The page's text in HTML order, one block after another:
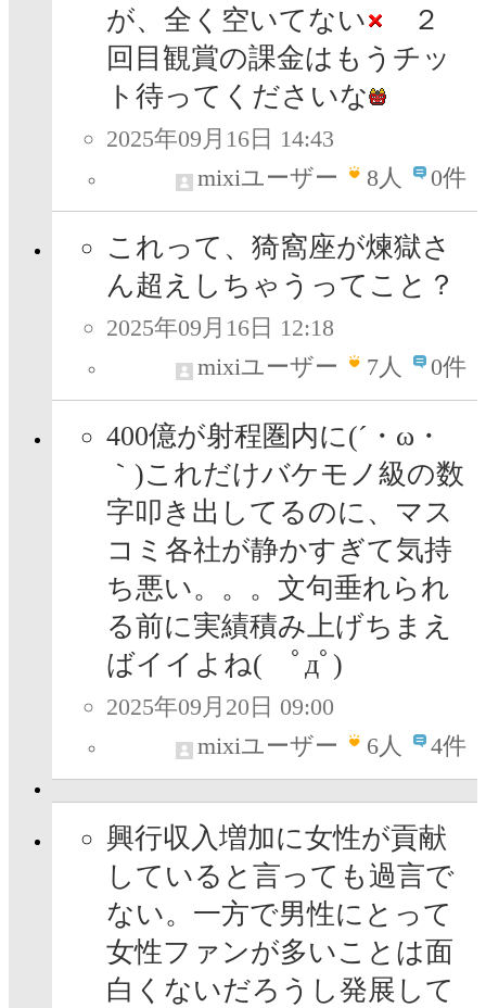
が、全く空いてない
２
回目観賞の課金はもうチッ
ト待ってくださいな
2025年09月16日 14:43
mixiユーザー
8人 0件
これって、猗窩座が煉獄さ
ん超えしちゃうってこと？
2025年09月16日 12:18
mixiユーザー
7人 0件
400億が射程圏内に(´・ω・
｀)これだけバケモノ級の数
字叩き出してるのに、マス
コミ各社が静かすぎて気持
ち悪い。。。文句垂れられ
る前に実績積み上げちまえ
ばイイよね( ﾟдﾟ)
2025年09月20日 09:00
mixiユーザー
6人 4件
興行収入増加に女性が貢献
していると言っても過言で
ない。一方で男性にとって
女性ファンが多いことは面
白くないだろうし発展して